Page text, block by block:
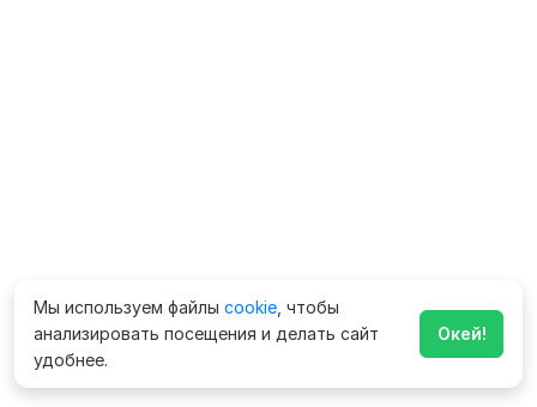
Мы используем файлы cookie , чтобы
анализировать посещения и делать сайт
удобнее.
Окей!